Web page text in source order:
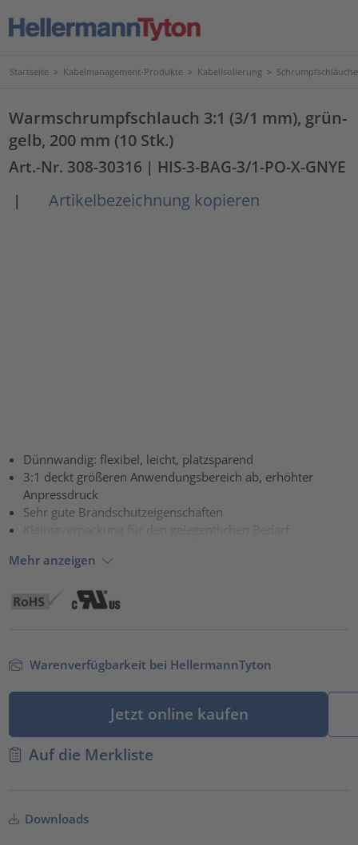
Startseite > Kabelmanagement-Produkte > Kabelisolierung > Schrumpfschläuche
Warmschrumpfschlauch 3:1 (3/1 mm), grün-
gelb, 200 mm (10 Stk.)
Art.-Nr. 308-30316 | HIS-3-BAG-3/1-PO-X-GNYE
|
Artikelbezeichnung kopieren
Dünnwandig: flexibel, leicht, platzsparend
3:1 deckt größeren Anwendungsbereich ab, erhöhter
Anpressdruck
Sehr gute Brandschutzeigenschaften
Kleinstverpackung für den gelegentlichen Bedarf
Mehr anzeigen
Warenverfügbarkeit bei HellermannTyton
Jetzt online kaufen
Auf die Merkliste
Downloads